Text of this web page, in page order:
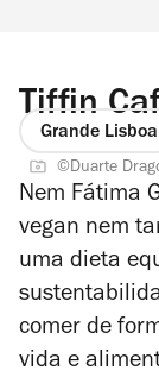
Tiffin
Grande Lisboa
©Duarte
Nem Fátima
vegan nem
uma dieta
comer de
vida e